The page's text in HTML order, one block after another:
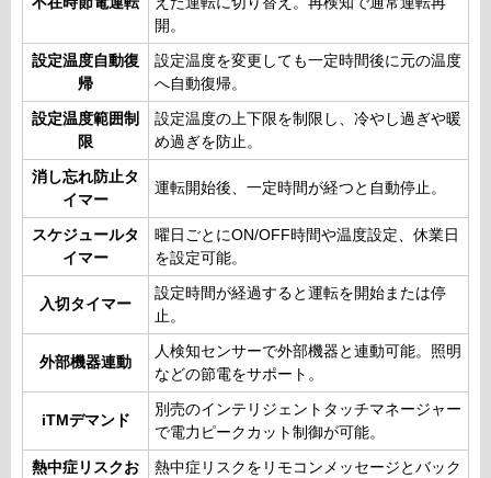
開。
設定温度自動復
帰
設定温度を変更しても一定時間後に元の温度
へ自動復帰。
設定温度範囲制
限
設定温度の上下限を制限し、冷やし過ぎや暖
め過ぎを防止。
消し忘れ防止タ
イマー
運転開始後、一定時間が経つと自動停止。
スケジュールタ
イマー
曜日ごとにON/OFF時間や温度設定、休業日
を設定可能。
入切タイマー
設定時間が経過すると運転を開始または停
止。
外部機器連動
人検知センサーで外部機器と連動可能。照明
などの節電をサポート。
iTMデマンド
別売のインテリジェントタッチマネージャー
で電力ピークカット制御が可能。
熱中症リスクお
熱中症リスクをリモコンメッセージとバック